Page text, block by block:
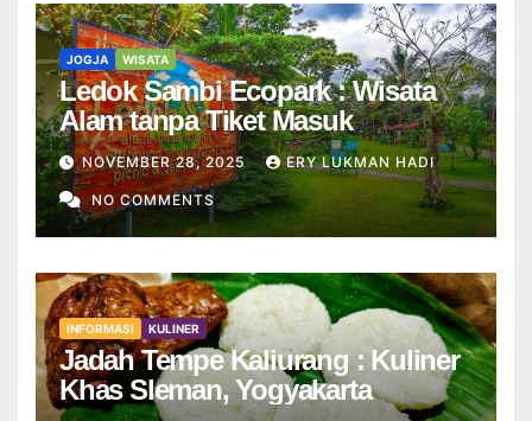
JOGJA WISATA
Ledok Sambi Ecopark : Wisata
Alam tanpa Tiket Masuk
NOVEMBER 28, 2025 ERY LUKMAN HADI
NO COMMENTS
INFORMASI KULINER
Jadah Tempe Kaliurang : Kuliner
Khas Sleman, Yogyakarta